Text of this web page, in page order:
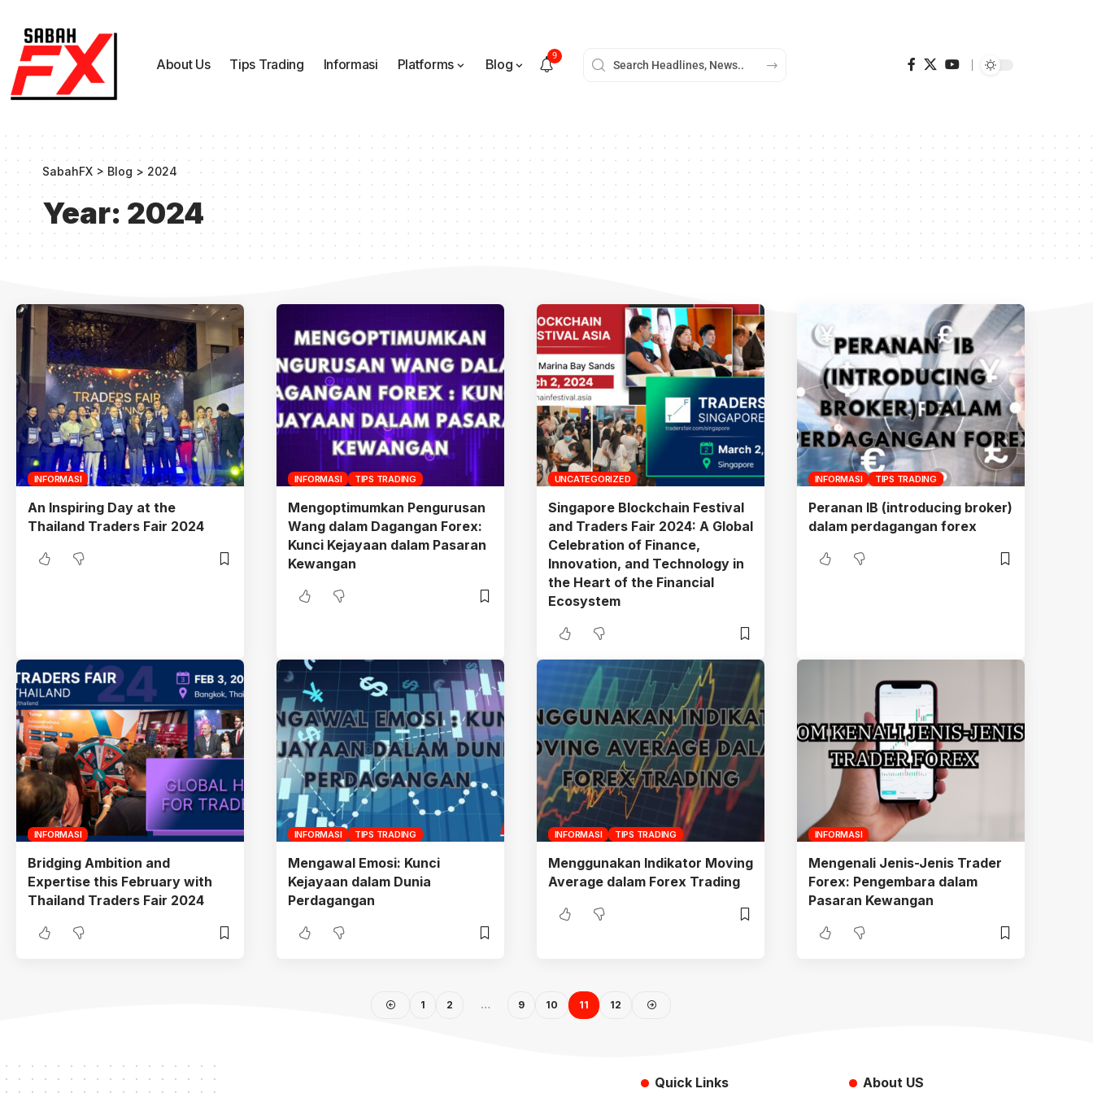
About Us Tips Trading Informasi Platforms Blog
9
SabahFX > Blog > 2024
Year: 2024
INFORMASI
An Inspiring Day at the
Thailand Traders Fair 2024
INFORMASI TIPS TRADING
Mengoptimumkan Pengurusan
Wang dalam Dagangan Forex:
Kunci Kejayaan dalam Pasaran
Kewangan
UNCATEGORIZED
Singapore Blockchain Festival
and Traders Fair 2024: A Global
Celebration of Finance,
Innovation, and Technology in
the Heart of the Financial
Ecosystem
INFORMASI TIPS TRADING
Peranan IB (introducing broker)
dalam perdagangan forex
INFORMASI
Bridging Ambition and
Expertise this February with
Thailand Traders Fair 2024
INFORMASI TIPS TRADING
Mengawal Emosi: Kunci
Kejayaan dalam Dunia
Perdagangan
INFORMASI TIPS TRADING
Menggunakan Indikator Moving
Average dalam Forex Trading
INFORMASI
Mengenali Jenis-Jenis Trader
Forex: Pengembara dalam
Pasaran Kewangan
1 2 … 9 10 11 12
Quick Links About US